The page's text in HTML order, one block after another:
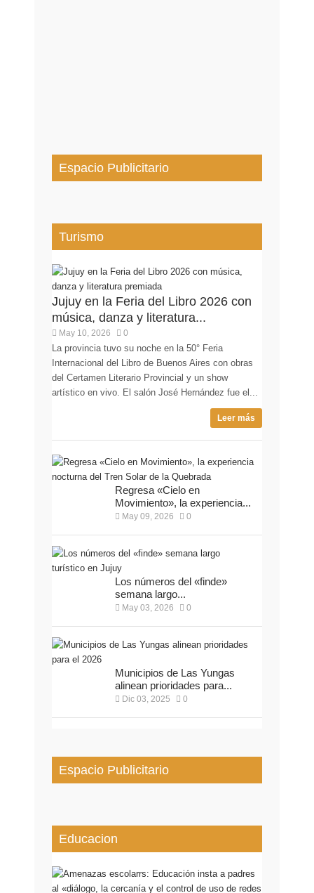
Espacio Publicitario
Turismo
Jujuy en la Feria del Libro 2026 con
música, danza y literatura...
May 10, 2026 0
La provincia tuvo su noche en la 50° Feria
Internacional del Libro de Buenos Aires con obras
del Certamen Literario Provincial y un show
artístico en vivo. El salón José Hernández fue el...
Leer más
Regresa «Cielo en
Movimiento», la experiencia...
May 09, 2026 0
Los números del «finde»
semana largo...
May 03, 2026 0
Municipios de Las Yungas
alinean prioridades para...
Dic 03, 2025 0
Espacio Publicitario
Educacion